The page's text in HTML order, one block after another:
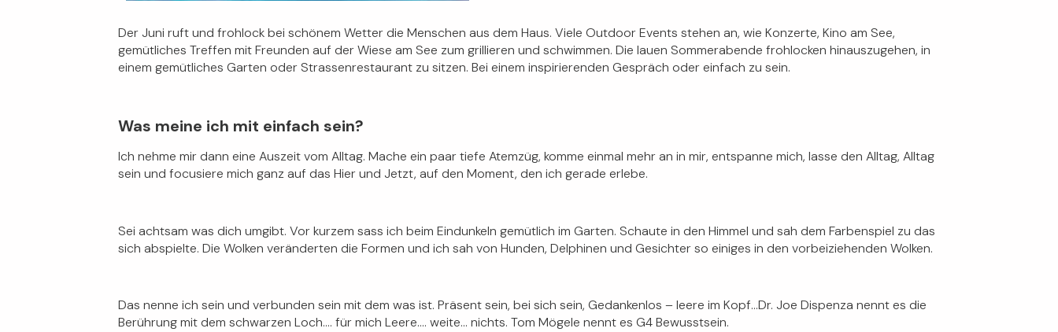
Der Juni ruft und frohlock bei schönem Wetter die Menschen aus dem Haus. Viele Outdoor Events stehen an, wie Konzerte, Kino am See,
gemütliches Treffen mit Freunden auf der Wiese am See zum grillieren und schwimmen. Die lauen Sommerabende frohlocken hinauszugehen, in
einem gemütliches Garten oder Strassenrestaurant zu sitzen. Bei einem inspirierenden Gespräch oder einfach zu sein.
Was meine ich mit einfach sein?
Ich nehme mir dann eine Auszeit vom Alltag. Mache ein paar tiefe Atemzüg, komme einmal mehr an in mir, entspanne mich, lasse den Alltag, Alltag
sein und focusiere mich ganz auf das Hier und Jetzt, auf den Moment, den ich gerade erlebe.
Sei achtsam was dich umgibt. Vor kurzem sass ich beim Eindunkeln gemütlich im Garten. Schaute in den Himmel und sah dem Farbenspiel zu das
sich abspielte. Die Wolken veränderten die Formen und ich sah von Hunden, Delphinen und Gesichter so einiges in den vorbeiziehenden Wolken.
Das nenne ich sein und verbunden sein mit dem was ist. Präsent sein, bei sich sein, Gedankenlos – leere im Kopf…Dr. Joe Dispenza nennt es die
Berührung mit dem schwarzen Loch…. für mich Leere…. weite… nichts. Tom Mögele nennt es G4 Bewusstsein.